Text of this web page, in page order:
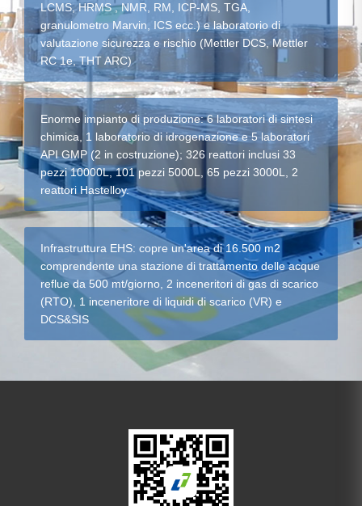
LCMS, HRMS , NMR, RM, ICP-MS, TGA,
granulometro Marvin, ICS ecc.) e laboratorio di
valutazione sicurezza e rischio (Mettler DCS, Mettler
RC 1e, THT ARC)
Enorme impianto di produzione: 6 laboratori di sintesi
chimica, 1 laboratorio di idrogenazione e 5 laboratori
API GMP (2 in costruzione); 326 reattori inclusi 33
pezzi 10000L, 101 pezzi 5000L, 65 pezzi 3000L, 2
reattori Hastelloy.
Infrastruttura EHS: copre un'area di 16.500 m2
comprendente una stazione di trattamento delle acque
reflue da 500 mt/giorno, 2 inceneritori di gas di scarico
(RTO), 1 inceneritore di liquidi di scarico (VR) e
DCS&SIS